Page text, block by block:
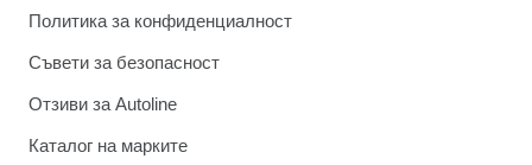
Политика за конфиденциалност
Съвети за безопасност
Отзиви за Autoline
Каталог на марките